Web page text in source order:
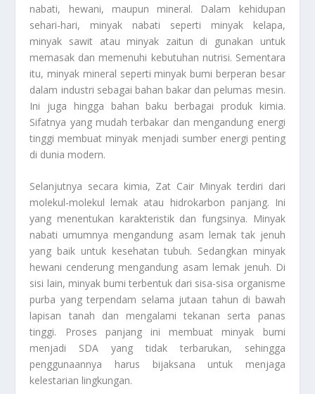
nabati, hewani, maupun mineral. Dalam kehidupan
sehari-hari, minyak nabati seperti minyak kelapa,
minyak sawit atau minyak zaitun di gunakan untuk
memasak dan memenuhi kebutuhan nutrisi. Sementara
itu, minyak mineral seperti minyak bumi berperan besar
dalam industri sebagai bahan bakar dan pelumas mesin.
Ini juga hingga bahan baku berbagai produk kimia.
Sifatnya yang mudah terbakar dan mengandung energi
tinggi membuat minyak menjadi sumber energi penting
di dunia modern.
Selanjutnya secara kimia, Zat Cair Minyak terdiri dari
molekul-molekul lemak atau hidrokarbon panjang. Ini
yang menentukan karakteristik dan fungsinya. Minyak
nabati umumnya mengandung asam lemak tak jenuh
yang baik untuk kesehatan tubuh. Sedangkan minyak
hewani cenderung mengandung asam lemak jenuh. Di
sisi lain, minyak bumi terbentuk dari sisa-sisa organisme
purba yang terpendam selama jutaan tahun di bawah
lapisan tanah dan mengalami tekanan serta panas
tinggi. Proses panjang ini membuat minyak bumi
menjadi SDA yang tidak terbarukan, sehingga
penggunaannya harus bijaksana untuk menjaga
kelestarian lingkungan.